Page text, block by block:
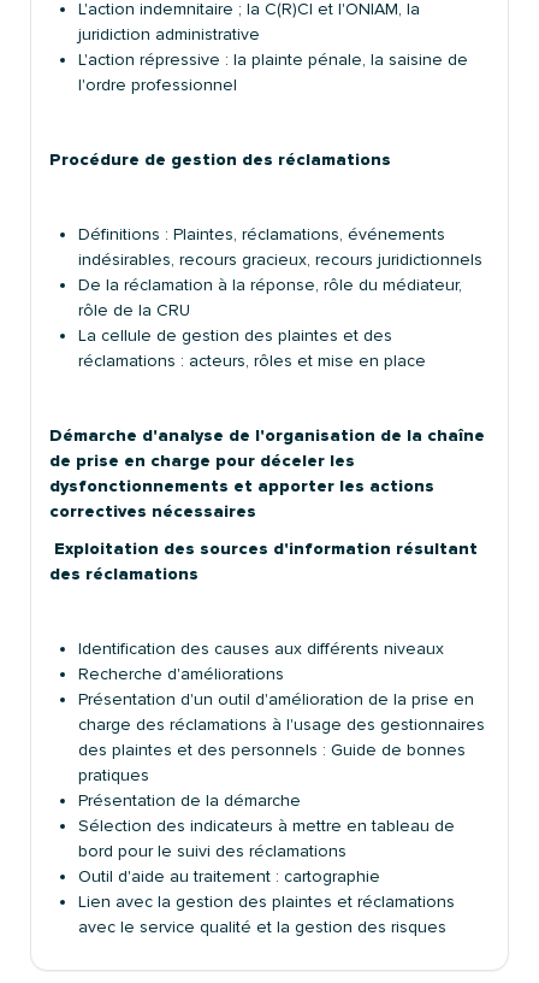
L'action indemnitaire ; la C(R)CI et l'ONIAM, la
juridiction administrative
L'action répressive : la plainte pénale, la saisine de
l'ordre professionnel
Procédure de gestion des réclamations
Définitions : Plaintes, réclamations, événements
indésirables, recours gracieux, recours juridictionnels
De la réclamation à la réponse, rôle du médiateur,
rôle de la CRU
La cellule de gestion des plaintes et des
réclamations : acteurs, rôles et mise en place
Démarche d'analyse de l'organisation de la chaîne
de prise en charge pour déceler les
dysfonctionnements et apporter les actions
correctives nécessaires
Exploitation des sources d'information résultant
des réclamations
Identification des causes aux différents niveaux
Recherche d'améliorations
Présentation d'un outil d'amélioration de la prise en
charge des réclamations à l'usage des gestionnaires
des plaintes et des personnels : Guide de bonnes
pratiques
Présentation de la démarche
Sélection des indicateurs à mettre en tableau de
bord pour le suivi des réclamations
Outil d'aide au traitement : cartographie
Lien avec la gestion des plaintes et réclamations
avec le service qualité et la gestion des risques